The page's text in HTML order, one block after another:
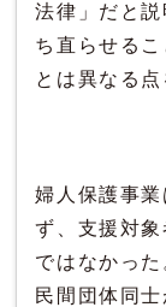
法律」だと
ち直らせる
とは異なる点
婦人保護事
ず、支援対
ではなかっ
民間団体同